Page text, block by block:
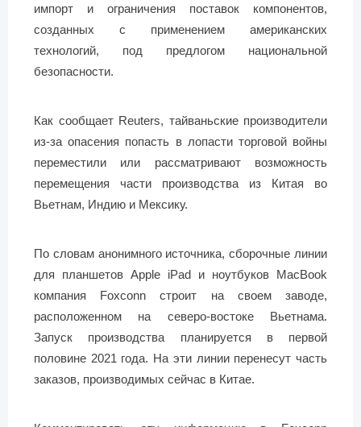
импорт и ограничения поставок компонентов,
созданных с применением американских
технологий, под предлогом национальной
безопасности.
Как сообщает Reuters, тайваньские производители
из-за опасения попасть в лопасти торговой войны
переместили или рассматривают возможность
перемещения части производства из Китая во
Вьетнам, Индию и Мексику.
По словам анонимного источника, сборочные линии
для планшетов Apple iPad и ноутбуков MacBook
компания Foxconn строит на своем заводе,
расположенном на северо-востоке Вьетнама.
Запуск производства планируется в первой
половине 2021 года. На эти линии перенесут часть
заказов, производимых сейчас в Китае.